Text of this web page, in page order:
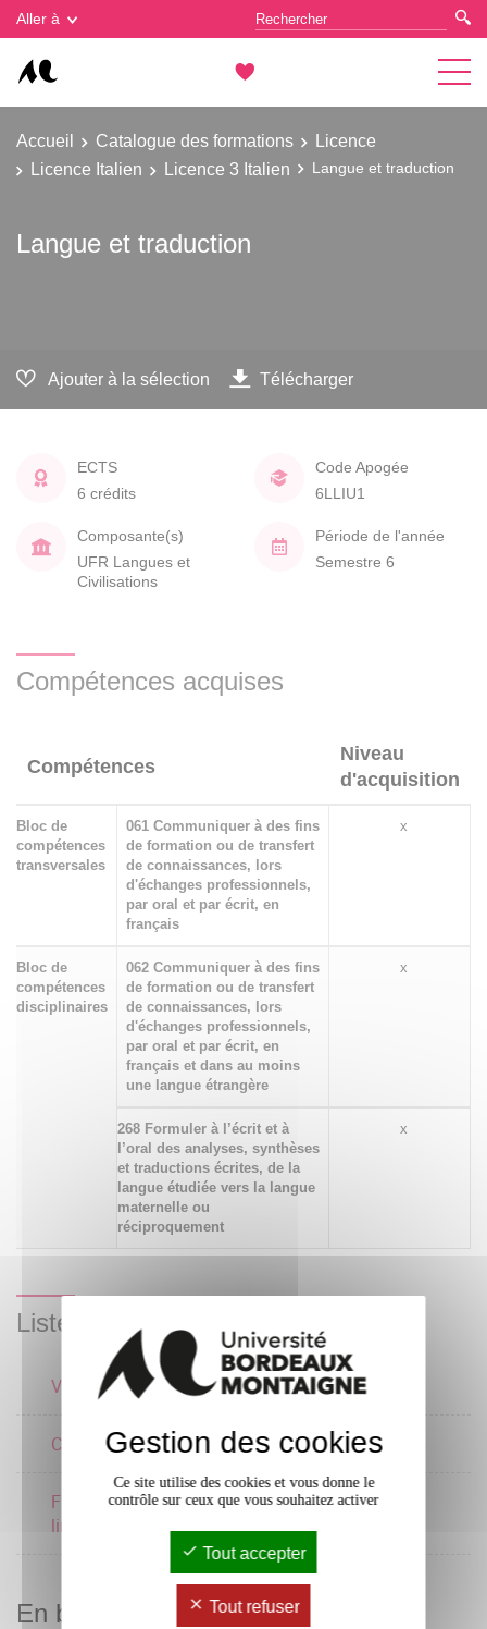
Aller à
Accueil Catalogue des formations
Licence
Licence Italien
Licence 3 Italien Langue et traduction
Langue et traduction
Ajouter à la sélection Télécharger
ECTS
6 crédits
Code Apogée
6LLIU1
Composante(s)
UFR Langues et
Civilisations
Période de l'année
Semestre 6
Compétences acquises
Compétences
Niveau
d'acquisition
Bloc de
compétences
transversales
061 Communiquer à des fins
de formation ou de transfert
de connaissances, lors
d'échanges professionnels,
par oral et par écrit, en
français
x
Bloc de
compétences
disciplinaires
062 Communiquer à des fins
de formation ou de transfert
de connaissances, lors
d'échanges professionnels,
par oral et par écrit, en
français et dans au moins
une langue étrangère
x
268 Formuler à l’écrit et à
l’oral des analyses, synthèses
et traductions écrites, de la
langue étudiée vers la langue
maternelle ou
réciproquement
x
Liste des enseignements
Version 2 crédits
Commentaire
Faits de langue et
linguistique
En bref
Gestion des cookies
Gestion des cookies
Ce site utilise des cookies et vous donne le
contrôle sur ceux que vous souhaitez activer
Tout accepter
Tout refuser